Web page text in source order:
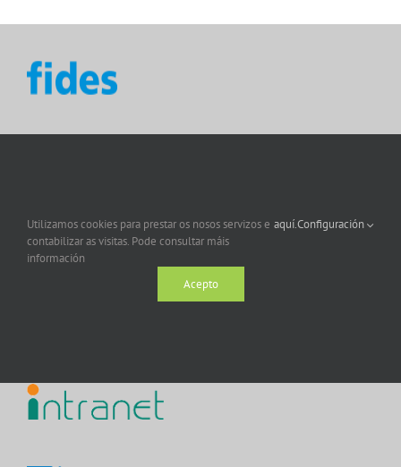
Utilizamos cookies para prestar os nosos servizos e
contabilizar as visitas. Pode consultar máis
información
aquí.Configuración
Acepto